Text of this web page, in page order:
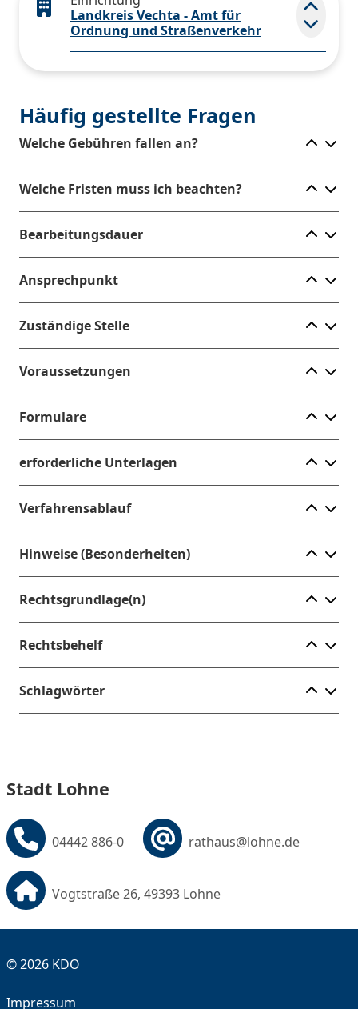
Landkreis Vechta - Amt für
Ordnung und Straßenverkehr
Häufig gestellte Fragen
Welche Gebühren fallen an?
Welche Fristen muss ich beachten?
Bearbeitungsdauer
Ansprechpunkt
Zuständige Stelle
Voraussetzungen
Formulare
erforderliche Unterlagen
Verfahrensablauf
Hinweise (Besonderheiten)
Rechtsgrundlage(n)
Rechtsbehelf
Schlagwörter
Stadt Lohne
04442 886-0 rathaus@lohne.de
Vogtstraße 26, 49393 Lohne
© 2026 KDO
Impressum